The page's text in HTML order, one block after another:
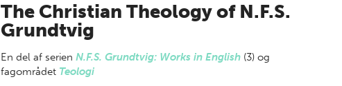
The Christian Theology of N.F.S.
Grundtvig
En del af serien N.F.S. Grundtvig: Works in English (3) og
fagområdet Teologi